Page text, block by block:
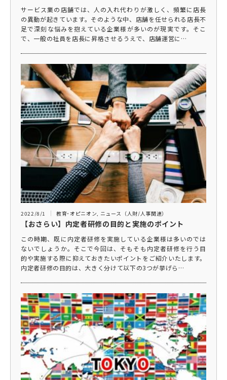
サービス業の店舗では、人の入れ代わりが激しく、頻繁に店長
の異動が起きています。そのような中、店舗を任せられる店長不
足で深刻な悩みを抱えている企業様が多いのが現実です。そこ
で、一般の社員を店長に昇格させるうえで、店舗運営に…
2022/8/1 教育･オピニオン, ニュース（人財/人事関連）
【おさらい】内定者研修の目的と実施のポイント
この時期、既に内定者研修を実施している企業様は多いのでは
ないでしょうか。そこで今回は、そもそも内定者研修を行う目
的や実施する際に抑えておきたいポイントをご紹介いたします。
内定者研修の目的は、大きく分けて以下の3つが挙げら…